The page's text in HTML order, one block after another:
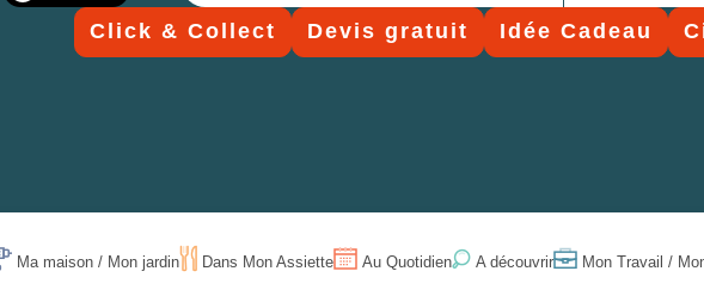
Click & Collect Devis gratuit Idée Cadeau
Ma maison / Mon jardin Dans Mon Assiette Au Quotidien A découvrir Mon Travail /